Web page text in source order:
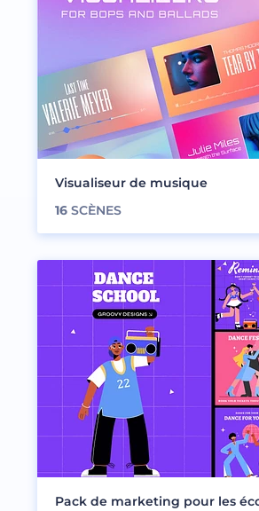
Visualiseur de musique
16 SCÈNES
Pack de marketing pour les